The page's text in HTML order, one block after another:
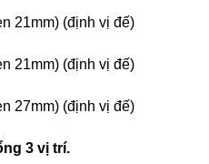
21mm) (định vị đế)
21mm) (định vị đế)
27mm) (định vị đế)
3 vị trí.